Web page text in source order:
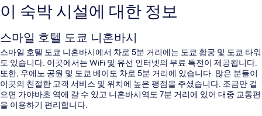
이 숙박 시설에 대한 정보
스마일 호텔 도쿄 니혼바시
스마일 호텔 도쿄 니혼바시에서 차로 5분 거리에는 도쿄 황궁 및 도쿄 타워
도 있습니다. 이곳에서는 WiFi 및 유선 인터넷의 무료 특전이 제공됩니다.
또한, 우에노 공원 및 도쿄 베이도 차로 5분 거리에 있습니다. 많은 분들이
이곳의 친절한 고객 서비스 및 위치에 높은 평점을 주셨습니다. 조금만 걸
으면 가야바초 역에 갈 수 있고 니혼바시역도 7분 거리에 있어 대중 교통편
을 이용하기 편리합니다.